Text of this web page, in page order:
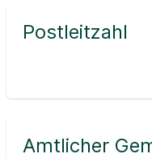
Postleitzahl
Amtlicher